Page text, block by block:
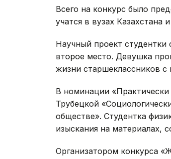
Всего на конкурс было
учатся в вузах Казахстана
Научный проект
второе место. Девушка
жизни старшеклассников
В номинации
Трубецкой
обществе». Студентка
изыскания на материалах,
Организатором конкурса